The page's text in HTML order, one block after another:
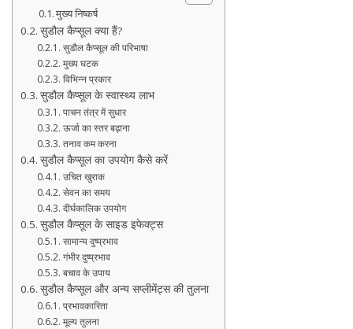
मुख्य निष्कर्ष
सुडौल कैप्सूल क्या हैं?
सुडौल कैप्सूल की परिभाषा
मुख्य घटक
विभिन्न प्रकार
सुडौल कैप्सूल के स्वास्थ्य लाभ
पाचन तंत्र में सुधार
ऊर्जा का स्तर बढ़ाना
तनाव कम करना
सुडौल कैप्सूल का उपयोग कैसे करें
उचित खुराक
सेवन का समय
दीर्घकालिक उपयोग
सुडौल कैप्सूल के साइड इफेक्ट्स
सामान्य दुष्प्रभाव
गंभीर दुष्प्रभाव
बचाव के उपाय
सुडौल कैप्सूल और अन्य सप्लीमेंट्स की तुलना
प्रभावकारिता
मूल्य तुलना